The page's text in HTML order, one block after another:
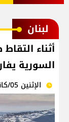
لبنان
أثناء
السورية
الإثنين 05/كانون الثاني/2026 - 06:41 ص